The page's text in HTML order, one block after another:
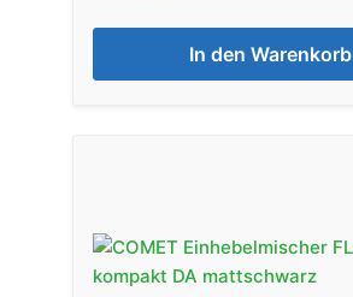
In den Warenkorb